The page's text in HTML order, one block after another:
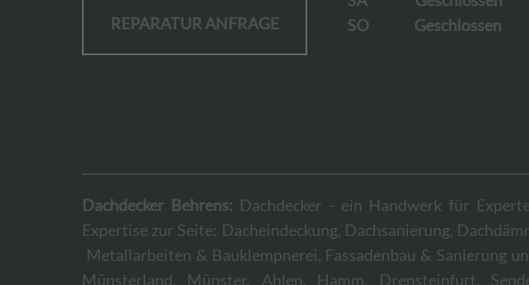
REPARATUR ANFRAGE
SO
Geschlossen
Dachdecker Behrens: Dachdecker - ein Handwerk für
Expertise zur Seite: Dacheindeckung, Dachsanierung,
Metallarbeiten & Bauklempnerei, Fassadenbau & Sanierung
Münsterland, Münster, Ahlen, Hamm, Drensteinfurt,